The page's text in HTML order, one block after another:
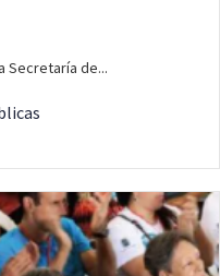
Secretaría de...